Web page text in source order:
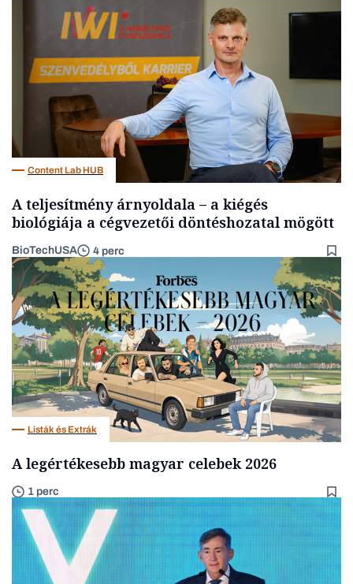
Content Lab HUB
A teljesítmény árnyoldala – a kiégés
biológiája a cégvezetői döntéshozatal mögött
BioTechUSA 4 perc
Listák és Extrák
A legértékesebb magyar celebek 2026
1 perc